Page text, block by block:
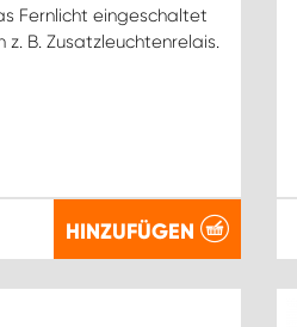
Fernlicht eingeschaltet
z. B. Zusatzleuchtenrelais.
HINZUFÜGEN